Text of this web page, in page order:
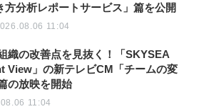
方分析レポートサービス」篇を公開
11:04
織の改善点を見抜く！「SKYSEA
View」の新テレビCM「チームの変
の放映を開始
11:04